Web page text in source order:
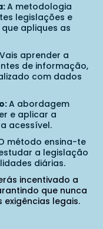
A metodologia
legislações e
apliques as
Vais aprender a
de informação,
com dados
A abordagem
e aplicar a
acessível.
método ensina-te
a legislação
diárias.
incentivado a
que nunca
legais.